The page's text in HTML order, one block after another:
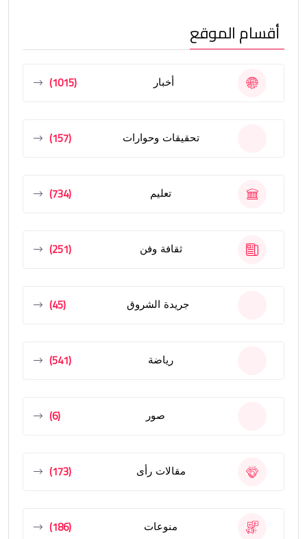
أقسام الموقع
أخبار (1015)
تحقيقات وحوارات (157)
تعليم (734)
ثقافة وفن (251)
جريدة الشروق (45)
رياضة (541)
صور (6)
مقالات رأى (173)
منوعات (186)